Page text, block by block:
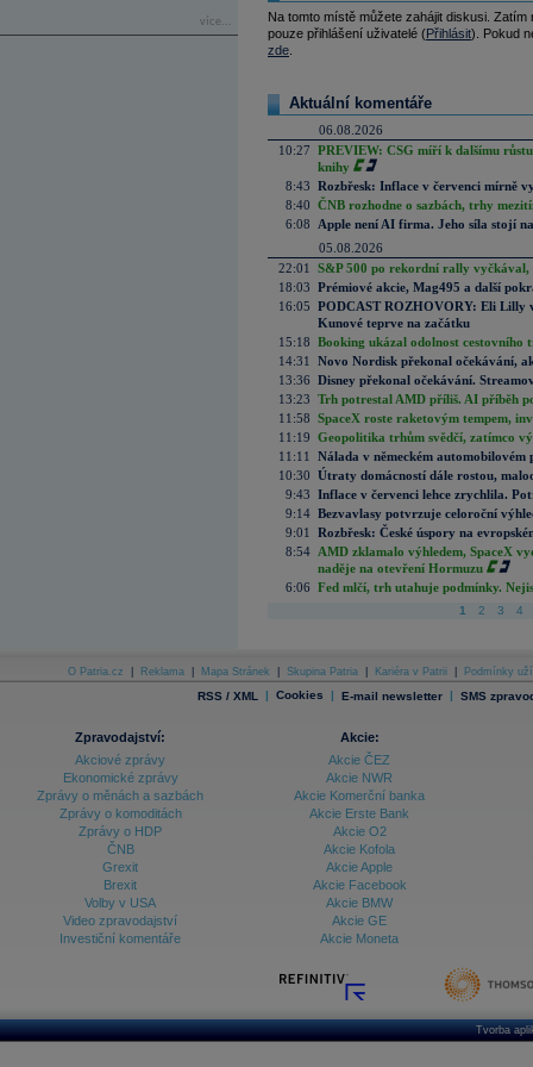
více...
Na tomto místě můžete zahájit diskusi.
pouze přihlášení uživatelé (Přihlásit). Pokud
zde
Aktuální komentáře
06.08.2026
10:27 PREVIEW: CSG míří k dalšímu
knihy
8:43 Rozbřesk: Inflace v červenci mírně
8:40 ČNB rozhodne o sazbách, trhy
6:08
Apple není AI firma. Jeho síla stojí
05.08.2026
22:01
S&P 500 po rekordní rally vyčkával,
18:03 Prémiové akcie, Mag495 a další
16:05 PODCAST ROZHOVORY: Eli Lilly
Kunové teprve na začátku
15:18 Booking ukázal odolnost cestovního
14:31
Novo Nordisk překonal očekávání,
13:36 Disney překonal očekávání.
13:23 Trh potrestal AMD příliš. AI příběh
11:58 SpaceX roste raketovým tempem,
11:19 Geopolitika trhům svědčí, zatímco
11:11
Nálada v německém automobilovém
10:30 Útraty domácností dále rostou,
9:43 Inflace v červenci lehce zrychlila.
9:14 Bezvavlasy potvrzuje celoroční
9:01
Rozbřesk: České úspory na
8:54 AMD zklamalo výhledem, SpaceX
naděje na otevření Hormuzu
6:06 Fed mlčí, trh utahuje podmínky.
1 2 3 4
O Patria.cz Reklama Mapa Stránek Skupina Patria Kariéra v Patrii Podmínky
RSS / XML | Cookies | E-mail newsletter | SMS
Zpravodajství:
Akciové zprávy
Ekonomické zprávy
Zprávy o měnách a sazbách
Zprávy o komoditách
Zprávy o HDP
ČNB
Grexit
Brexit
Volby v USA
Video zpravodajství
Investiční komentáře
Akcie:
Akcie ČEZ
Akcie NWR
Akcie Komerční banka
Akcie Erste Bank
Akcie O2
Akcie Kofola
Akcie Apple
Akcie Facebook
Akcie BMW
Akcie GE
Akcie Moneta
Tvorba